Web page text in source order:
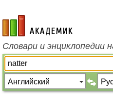
academic.ru
Словари и энциклопедии